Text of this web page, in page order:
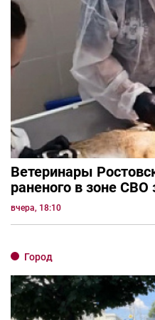
Ветеринары
раненого в зоне СВО
вчера, 18:10
Город